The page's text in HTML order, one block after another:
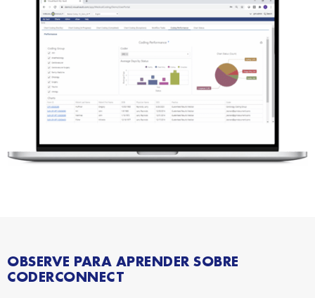
OBSERVE PARA APRENDER SOBRE
CODERCONNECT